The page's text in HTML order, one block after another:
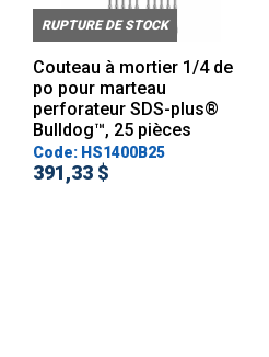
RUPTURE DE STOCK
Couteau à mortier 1/4 de
po pour marteau
perforateur SDS-plus®
Bulldog™, 25 pièces
Code: HS1400B25
391,33 $